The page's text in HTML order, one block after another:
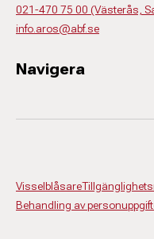
021-470 75 00 (Västerås,
info.aros@abf.se
Navigera
Visselblåsare
Behandling av